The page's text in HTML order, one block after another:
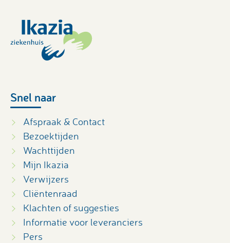
Snel naar
Afspraak & Contact
Bezoektijden
Wachttijden
Mijn Ikazia
Verwijzers
Cliëntenraad
Klachten of suggesties
Informatie voor leveranciers
Pers